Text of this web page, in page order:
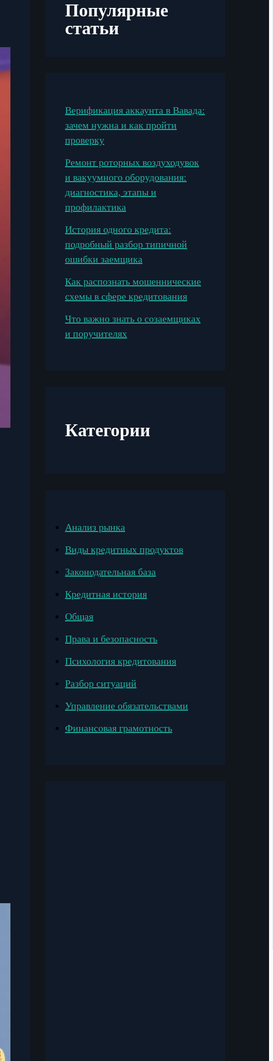
Популярные
статьи
Верификация аккаунта в Вавада:
зачем нужна и как пройти
проверку
Ремонт роторных воздуходувок
и вакуумного оборудования:
диагностика, этапы и
профилактика
История одного кредита:
подробный разбор типичной
ошибки заемщика
Как распознать мошеннические
схемы в сфере кредитования
Что важно знать о созаемщиках
и поручителях
Категории
Анализ рынка
Виды кредитных продуктов
Законодательная база
Кредитная история
Общая
Права и безопасность
Психология кредитования
Разбор ситуаций
Управление обязательствами
Финансовая грамотность